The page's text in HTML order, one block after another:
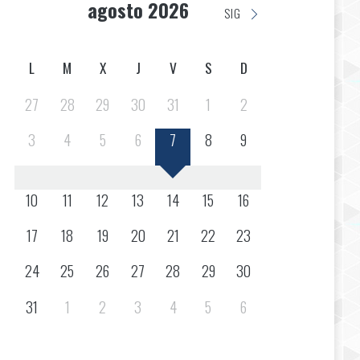
agosto 2026 SIG
L M X J V S D
27 28 29 30 31 1
2
3
4 5 6 7 8 9
10 11 12 13 14 15
16
17
18 19 20 21 22
23
24
25 26 27 28 29
30
31
1 2 3 4 5 6